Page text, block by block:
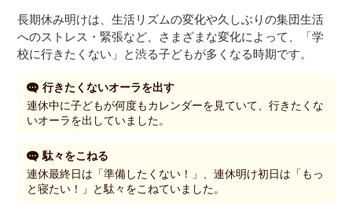
長期休み明けは、生活リズムの変化や久しぶりの集団生活
へのストレス・緊張など、さまざまな変化によって、「学
校に行きたくない」と渋る子どもが多くなる時期です。
行きたくないオーラを出す
連休中に子どもが何度もカレンダーを見ていて、行きたくな
いオーラを出していました。
駄々をこねる
連休最終日は「準備したくない！」、連休明け初日は「もっ
と寝たい！」と駄々をこねていました。